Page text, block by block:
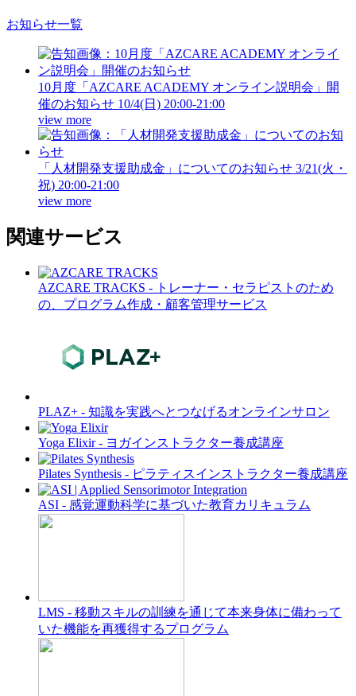
お知らせ一覧
10月度「AZCARE ACADEMY オンライン説明会」開
催のお知らせ 10/4(日) 20:00-21:00
view more
「人材開発支援助成金」についてのお知らせ 3/21(火・
祝) 20:00-21:00
view more
関連サービス
AZCARE TRACKS - トレーナー・セラピストのため
の、プログラム作成・顧客管理サービス
PLAZ+ - 知識を実践へとつなげるオンラインサロン
Yoga Elixir - ヨガインストラクター養成講座
Pilates Synthesis - ピラティスインストラクター養成講座
ASI - 感覚運動科学に基づいた教育カリキュラム
LMS - 移動スキルの訓練を通じて本来身体に備わって
いた機能を再獲得するプログラム